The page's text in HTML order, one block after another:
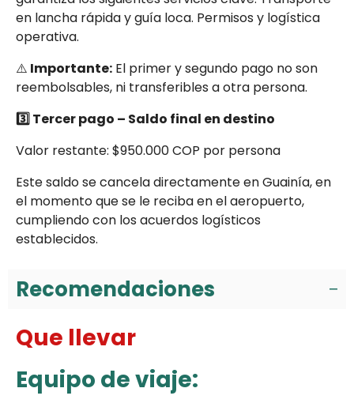
en lancha rápida y guía loca. Permisos y logística
operativa.
⚠️ Importante: El primer y segundo pago no son
reembolsables, ni transferibles a otra persona.
3️⃣ Tercer pago – Saldo final en destino
Valor restante: $950.000 COP por persona
Este saldo se cancela directamente en Guainía, en
el momento que se le reciba en el aeropuerto,
cumpliendo con los acuerdos logísticos
establecidos.
Recomendaciones
Que llevar
Equipo de viaje: